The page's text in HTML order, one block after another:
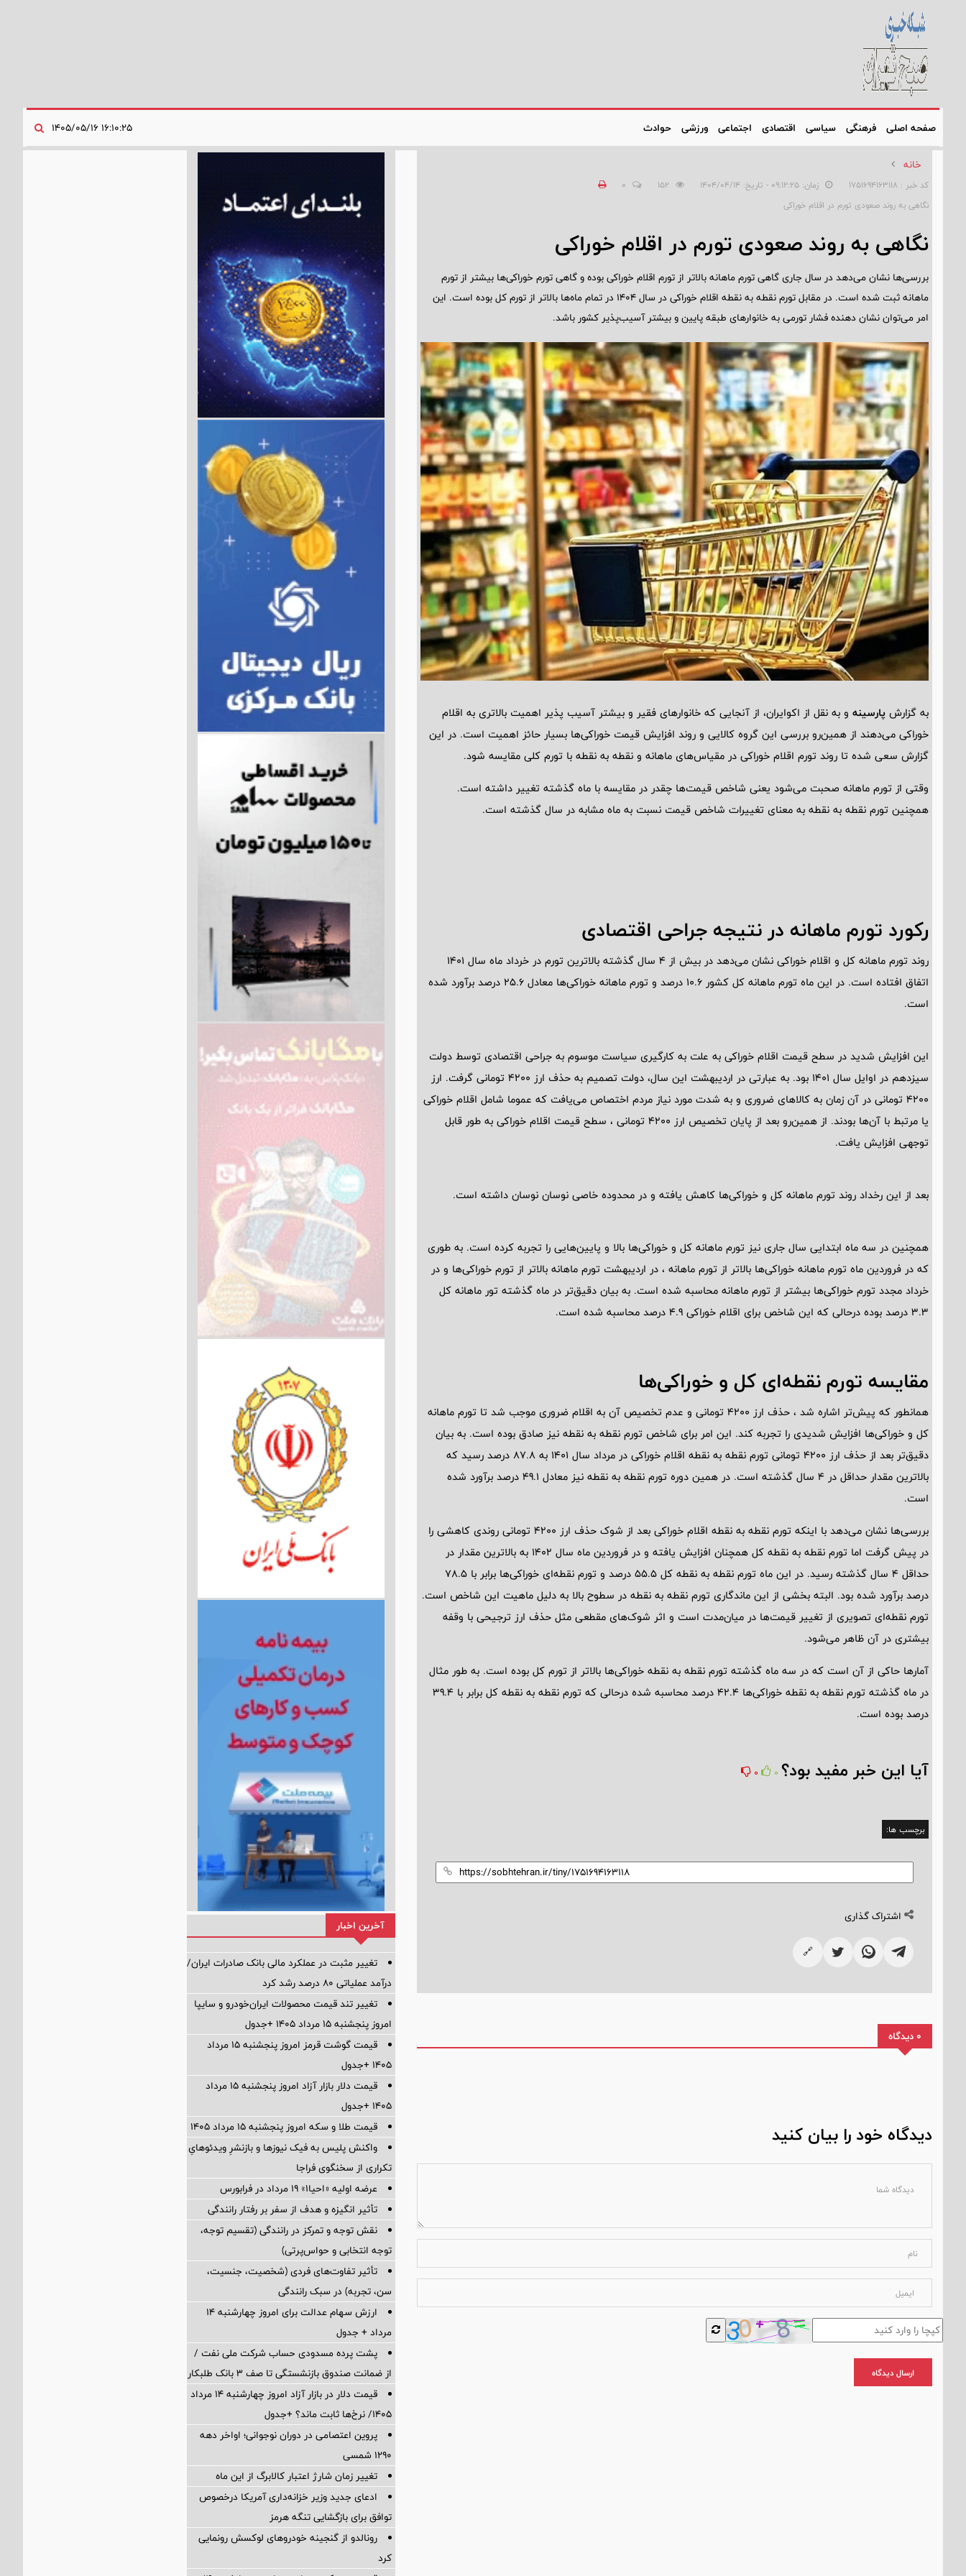
صفحه اصلی فرهنگی سیاسی اقتصادی اجتماعی ورزشی حوادث
خانه
کد خبر : 1751694163118 زمان: ۰۹:۱۲:۲۵ - تاریخ: ۱۴۰۴/۰۴/۱۴
0
نگاهی به روند صعودی تورم در اقلام خوراکی
نگاهی به روند صعودی تورم در اقلام خوراکی
بررسی‌ها نشان می‌دهد در سال جاری گاهی تورم ماهانه بالاتر از تورم اقلام خوراکی بوده و گاهی تورم خوراکی‌ها بیشتر از تورم
ماهانه ثبت شده است. در مقابل تورم نقطه به نقطه اقلام خوراکی در سال 1404 در تمام ماه‌ها بالاتر از تورم کل بوده است. این
امر می‌توان نشان دهنده فشار تورمی به خانوارهای طبقه پایین و بیشتر آسیب‌پذیر کشور باشد.
به گزارش پارسینه و به نقل از اکوایران، از آنجایی که خانوارهای فقیر و بیشتر آسیب پذیر اهمیت بالاتری به اقلام
خوراکی می‌دهند از همین‌رو بررسی این گروه کالایی و روند افزایش قیمت خوراکی‌ها بسیار حائز اهمیت است. در این
گزارش سعی شده تا روند تورم اقلام خوراکی در مقیاس‌های ماهانه و نقطه به نقطه با تورم کلی مقایسه شود.
وقتی از تورم ماهانه صحبت می‌شود یعنی شاخص قیمت‌ها چقدر در مقایسه با ماه گذشته تغییر داشته است.
همچنین تورم نقطه به نقطه به معنای تغییرات شاخص قیمت نسبت به ماه مشابه در سال گذشته است.
رکورد تورم ماهانه در نتیجه جراحی اقتصادی
روند تورم ماهانه کل و اقلام خوراکی نشان می‌دهد در بیش از 4 سال گذشته بالاترین تورم در خرداد ماه سال 1401
اتفاق افتاده است. در این ماه تورم ماهانه کل کشور 10.6 درصد و تورم ماهانه خوراکی‌ها معادل 25.6 درصد برآورد شده
است.
این افزایش شدید در سطح قیمت اقلام خوراکی به علت به کارگیری سیاست موسوم به جراحی اقتصادی توسط دولت
سیزدهم در اوایل سال 1401 بود. به عبارتی در اردیبهشت این سال، دولت تصمیم به حذف ارز 4200 تومانی گرفت. ارز
4200 تومانی در آن زمان به کالاهای ضروری و به شدت مورد نیاز مردم اختصاص می‌یافت که عموما شامل اقلام خوراکی
یا مرتبط با آن‌ها بودند. از همین‌رو بعد از پایان تخصیص ارز 4200 تومانی ، سطح قیمت اقلام خوراکی به طور قابل
توجهی افزایش یافت.
بعد از این رخداد روند تورم ماهانه کل و خوراکی‌ها کاهش یافته و در محدوده خاصی نوسان نوسان داشته است.
همچنین در سه ماه ابتدایی سال جاری نیز تورم ماهانه کل و خوراکی‌ها بالا و پایین‌هایی را تجربه کرده است. به طوری
که در فروردین ماه تورم ماهانه خوراکی‌ها بالاتر از تورم ماهانه ، در اردیبهشت تورم ماهانه بالاتر از تورم خوراکی‌ها و در
خرداد مجدد تورم خوراکی‌ها بیشتر از تورم ماهانه محاسبه شده است. به بیان دقیق‌تر در ماه گذشته تور ماهانه کل
3.3 درصد بوده درحالی که این شاخص برای اقلام خوراکی 4.9 درصد محاسبه شده است.
مقایسه تورم نقطه‌ای کل و خوراکی‌ها
همانطور که پیش‌تر اشاره شد ، حذف ارز 4200 تومانی و عدم تخصیص آن به اقلام ضروری موجب شد تا تورم ماهانه
کل و خوراکی‌ها افزایش شدیدی را تجربه کند. این امر برای شاخص تورم نقطه به نقطه نیز صادق بوده است. به بیان
دقیق‌تر بعد از حذف ارز 4200 تومانی تورم نقطه به نقطه اقلام خوراکی در مرداد سال 1401 به 87.8 درصد رسید که
بالاترین مقدار حداقل در 4 سال گذشته است. در همین دوره تورم نقطه به نقطه نیز معادل 49.1 درصد برآورد شده
است.
بررسی‌ها نشان می‌دهد با اینکه تورم نقطه به نقطه اقلام خوراکی بعد از شوک حذف ارز 4200 تومانی روندی کاهشی را
در پیش گرفت اما تورم نقطه به نقطه کل همچنان افزایش یافته و در فروردین ماه سال 1402 به بالاترین مقدار در
حداقل 4 سال گذشته رسید. در این ماه تورم نقطه به نقطه کل 55.5 درصد و تورم نقطه‌ای خوراکی‌ها برابر با 78.5
درصد برآورد شده بود. البته بخشی از این ماندگاری تورم نقطه به نقطه در سطوح بالا به دلیل ماهیت این شاخص است.
تورم نقطه‌ای تصویری از تغییر قیمت‌ها در میان‌مدت است و اثر شوک‌های مقطعی مثل حذف ارز ترجیحی با وقفه
بیشتری در آن ظاهر می‌شود.
آمارها حاکی از آن است که در سه ماه گذشته تورم نقطه به نقطه خوراکی‌ها بالاتر از تورم کل بوده است. به طور مثال
در ماه گذشته تورم نقطه به نقطه خوراکی‌ها 42.4 درصد محاسبه شده درحالی که تورم نقطه به نقطه کل برابر با 39.4
درصد بوده است.
آیا این خبر مفید بود؟ 0
0
برچسب ها:
اشتراک گذاری
🔗
0 دیدگاه
دیدگاه خود را بیان کنید
ارسال دیدگاه
آخرین اخبار
تغییر مثبت در عملکرد مالی بانک صادرات ایران/
درآمد عملیاتی 80 درصد رشد کرد
تغییر تند قیمت محصولات ایران‌خودرو و سایپا
امروز پنجشنبه ۱۵ مرداد ۱۴۰۵ +جدول
قیمت گوشت قرمز امروز پنجشنبه ۱۵ مرداد
۱۴۰۵ +جدول
قیمت دلار بازار آزاد امروز پنجشنبه ۱۵ مرداد
۱۴۰۵ +جدول
قیمت طلا و سکه امروز پنجشنبه ۱۵ مرداد ۱۴۰۵
واکنش پلیس به فیک نیوزها و بازنشرِ ویدئوهایِ
تکراری از سخنگوی فراجا
عرضه اولیه «احیا۱» ۱۹ مرداد در فرابورس
تأثیر انگیزه و هدف از سفر بر رفتار رانندگی
نقش توجه و تمرکز در رانندگی (تقسیم توجه،
توجه انتخابی و حواس‌پرتی)
تأثیر تفاوت‌های فردی (شخصیت، جنسیت،
سن، تجربه) در سبک رانندگی
ارزش سهام عدالت برای امروز چهارشنبه ۱۴
مرداد + جدول
پشت پرده‌ مسدودی حساب شرکت ملی نفت /
از ضمانت صندوق بازنشستگی تا صف ۳ بانک طلبکار
قیمت دلار در بازار آزاد امروز چهارشنبه ۱۴ مرداد
۱۴۰۵/ نرخ‌ها ثابت ماند؟ +جدول
پروین اعتصامی در دوران نوجوانی؛ اواخر دهه
۱۲۹۰ شمسی
تغییر زمان شارژ اعتبار کالابرگ از این ماه
ادعای جدید وزیر خزانه‌داری آمریکا درخصوص
توافق برای بازگشایی تنگه هرمز
رونالدو از گنجینه خودروهای لوکسش رونمایی
کرد